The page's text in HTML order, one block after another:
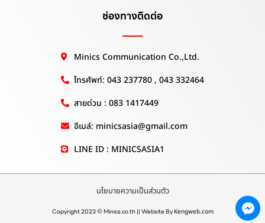
ช่องทางติดต่อ
Minics Communication Co.,Ltd.
โทรศัพท์: 043 237780 , 043 332464
สายด่วน : 083 1417449
อีเมล์: minicsasia@gmail.com
LINE ID : MINICSASIA1
Copyright 2023 © Minics.co.th || Website By Kengweb.com
นโยบายความเป็นส่วนตัว